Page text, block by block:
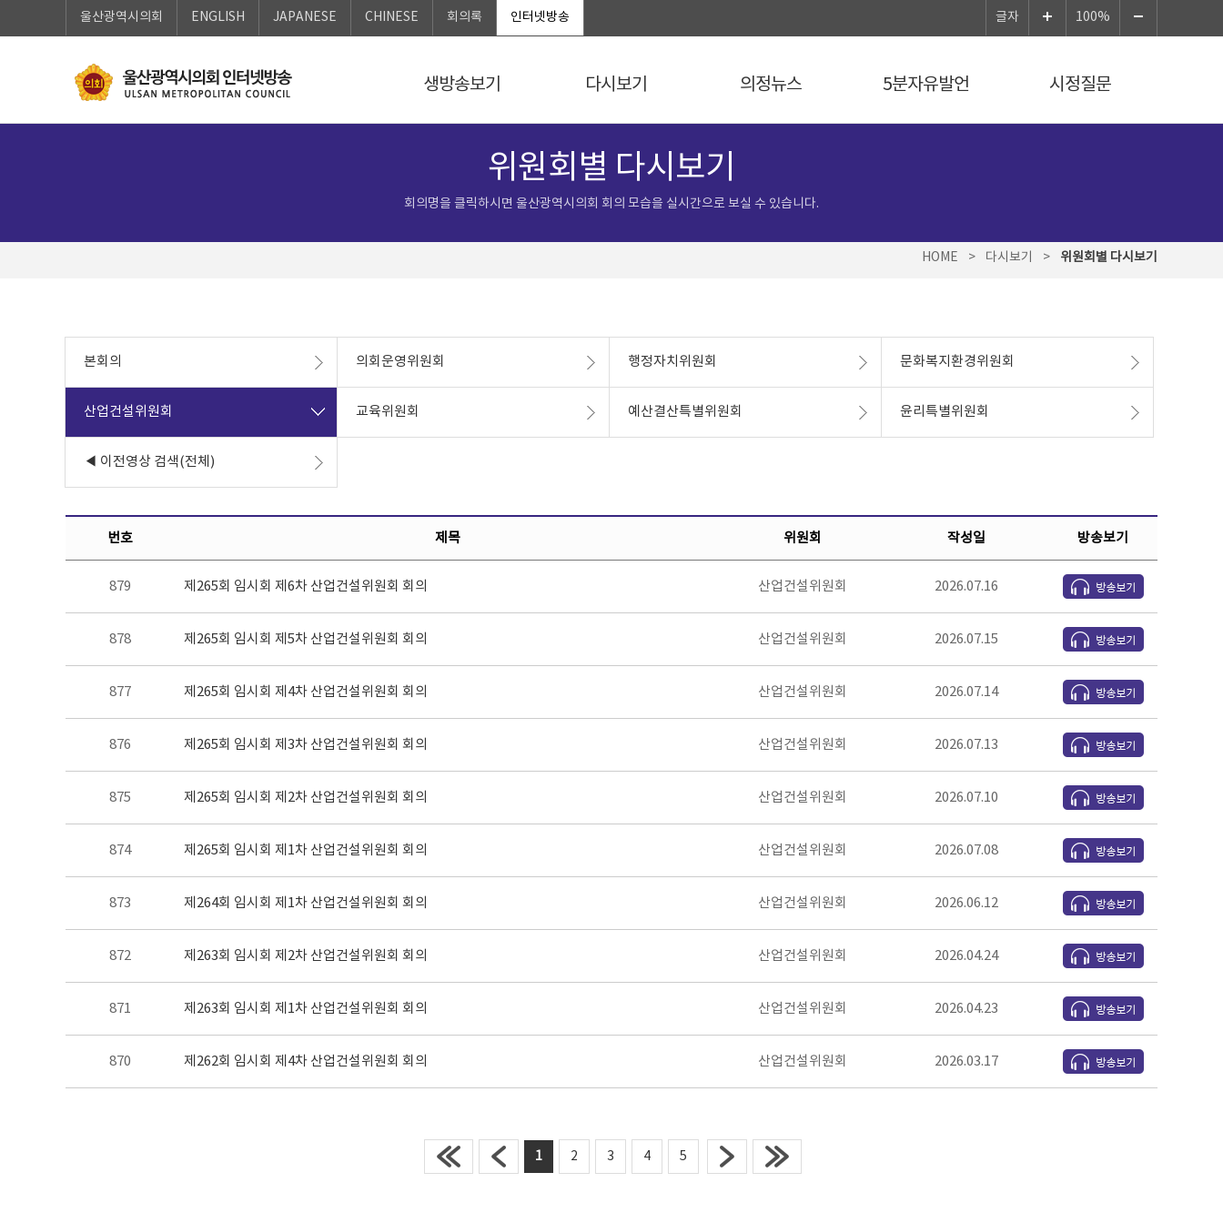
울산광역시의회 ENGLISH JAPANESE CHINESE 회의록 인터넷방송 글자 100%
생방송보기 다시보기 의정뉴스 5분자유발언 시정질문
위원회별 다시보기
회의명을 클릭하시면 울산광역시의회 회의 모습을 실시간으로 보실 수 있습니다.
HOME > 다시보기 > 위원회별 다시보기
본회의 의회운영위원회 행정자치위원회 문화복지환경위원회
산업건설위원회 교육위원회 예산결산특별위원회 윤리특별위원회
◀ 이전영상 검색(전체)
번호 제목 위원회 작성일 방송보기
879 제265회 임시회 제6차 산업건설위원회 회의 산업건설위원회 2026.07.16
878 제265회 임시회 제5차 산업건설위원회 회의 산업건설위원회 2026.07.15
877 제265회 임시회 제4차 산업건설위원회 회의 산업건설위원회 2026.07.14
876 제265회 임시회 제3차 산업건설위원회 회의 산업건설위원회 2026.07.13
875 제265회 임시회 제2차 산업건설위원회 회의 산업건설위원회 2026.07.10
874 제265회 임시회 제1차 산업건설위원회 회의 산업건설위원회 2026.07.08
873 제264회 임시회 제1차 산업건설위원회 회의 산업건설위원회 2026.06.12
872 제263회 임시회 제2차 산업건설위원회 회의 산업건설위원회 2026.04.24
871 제263회 임시회 제1차 산업건설위원회 회의 산업건설위원회 2026.04.23
870 제262회 임시회 제4차 산업건설위원회 회의 산업건설위원회 2026.03.17
1 2 3 4 5